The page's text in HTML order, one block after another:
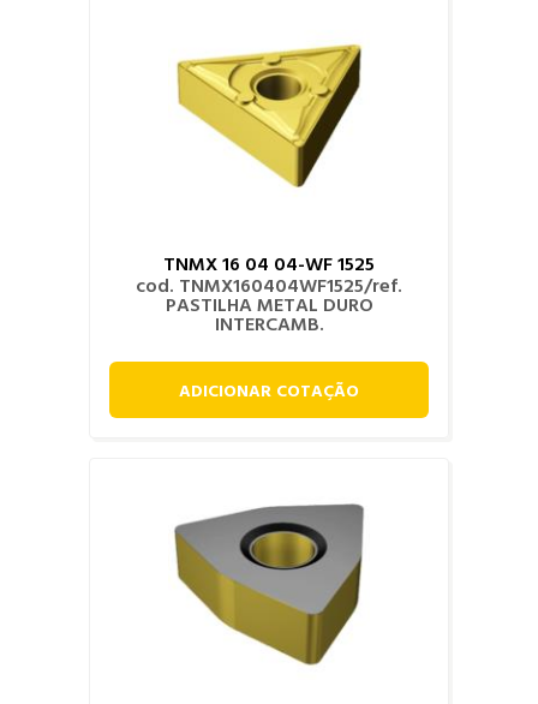
TNMX 16 04 04-WF 1525
cod. TNMX160404WF1525/ref.
PASTILHA METAL DURO
INTERCAMB.
ADICIONAR COTAÇÃO